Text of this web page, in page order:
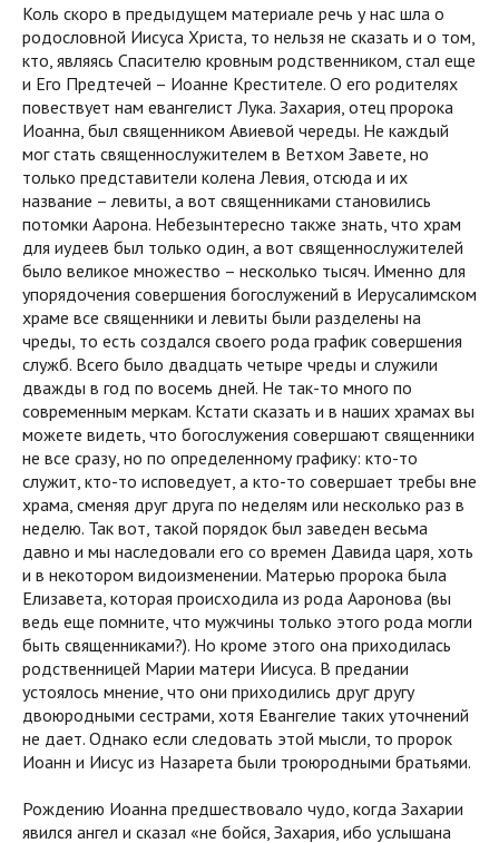
Коль скоро в предыдущем материале речь у нас шла о
родословной Иисуса Христа, то нельзя не сказать и о том,
кто, являясь Спасителю кровным родственником, стал еще
и Его Предтечей – Иоанне Крестителе. О его родителях
повествует нам евангелист Лука. Захария, отец пророка
Иоанна, был священником Авиевой череды. Не каждый
мог стать священнослужителем в Ветхом Завете, но
только представители колена Левия, отсюда и их
название – левиты, а вот священниками становились
потомки Аарона. Небезынтересно также знать, что храм
для иудеев был только один, а вот священнослужителей
было великое множество – несколько тысяч. Именно для
упорядочения совершения богослужений в Иерусалимском
храме все священники и левиты были разделены на
чреды, то есть создался своего рода график совершения
служб. Всего было двадцать четыре чреды и служили
дважды в год по восемь дней. Не так-то много по
современным меркам. Кстати сказать и в наших храмах вы
можете видеть, что богослужения совершают священники
не все сразу, но по определенному графику: кто-то
служит, кто-то исповедует, а кто-то совершает требы вне
храма, сменяя друг друга по неделям или несколько раз в
неделю. Так вот, такой порядок был заведен весьма
давно и мы наследовали его со времен Давида царя, хоть
и в некотором видоизменении. Матерью пророка была
Елизавета, которая происходила из рода Ааронова (вы
ведь еще помните, что мужчины только этого рода могли
быть священниками?). Но кроме этого она приходилась
родственницей Марии матери Иисуса. В предании
устоялось мнение, что они приходились друг другу
двоюродными сестрами, хотя Евангелие таких уточнений
не дает. Однако если следовать этой мысли, то пророк
Иоанн и Иисус из Назарета были троюродными братьями.
Рождению Иоанна предшествовало чудо, когда Захарии
явился ангел и сказал «не бойся, Захария, ибо услышана